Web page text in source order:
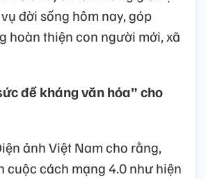
đời sống hôm nay, góp
hoàn thiện con người mới, xã
đề kháng văn hóa” cho
ảnh Việt Nam cho rằng,
cuộc cách mạng 4.0 như hiện